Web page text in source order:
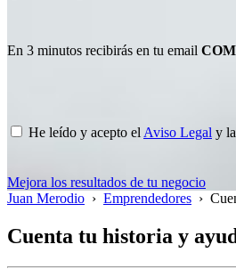
En 3 minutos recibirás en tu email
He leído y acepto el Aviso Legal y la
Mejora los resultados de tu negocio
Juan Merodio › Emprendedores ›
Cuenta tu historia y